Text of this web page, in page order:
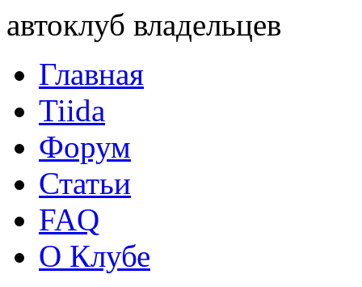
автоклуб владельцев
Главная
Tiida
Форум
Статьи
FAQ
О Клубе